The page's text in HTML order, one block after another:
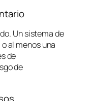
Un sistema de
o al menos una
de
de